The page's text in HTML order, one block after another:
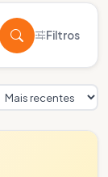
Filtros